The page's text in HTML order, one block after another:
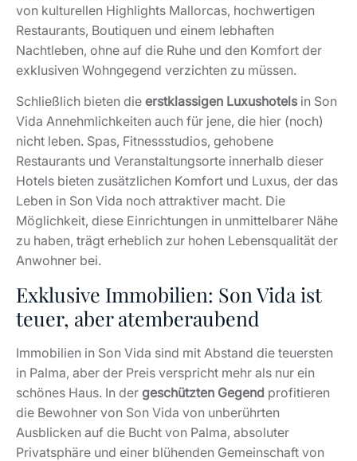
von kulturellen Highlights Mallorcas, hochwertigen
Restaurants, Boutiquen und einem lebhaften
Nachtleben, ohne auf die Ruhe und den Komfort der
exklusiven Wohngegend verzichten zu müssen.
Schließlich bieten die erstklassigen Luxushotelsin Son
Vida Annehmlichkeiten auch für jene, die hier (noch)
nicht leben. Spas, Fitnessstudios, gehobene
Restaurants und Veranstaltungsorte innerhalb dieser
Hotels bieten zusätzlichen Komfort und Luxus, der das
Leben in Son Vida noch attraktiver macht. Die
Möglichkeit, diese Einrichtungen in unmittelbarer Nähe
zu haben, trägt erheblich zur hohen Lebensqualität der
Anwohner bei.
Exklusive Immobilien: Son Vida ist
teuer, aber atemberaubend
Immobilien in Son Vida sind mit Abstand die teuersten
in Palma, aber der Preis verspricht mehr als nur ein
schönes Haus. In der geschützten Gegend profitieren
die Bewohner von Son Vida von unberührten
Ausblicken auf die Bucht von Palma, absoluter
Privatsphäre und einer blühenden Gemeinschaft von